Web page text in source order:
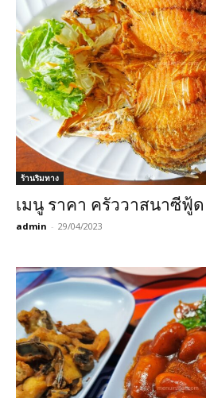
ร้านริมทาง
เมนู ราคา ครัววาสนาซีฟู้
admin - 29/04/2023